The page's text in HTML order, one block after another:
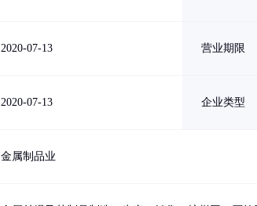
2020-07-13 营业期限
2020-07-13 企业类型
金属制品业